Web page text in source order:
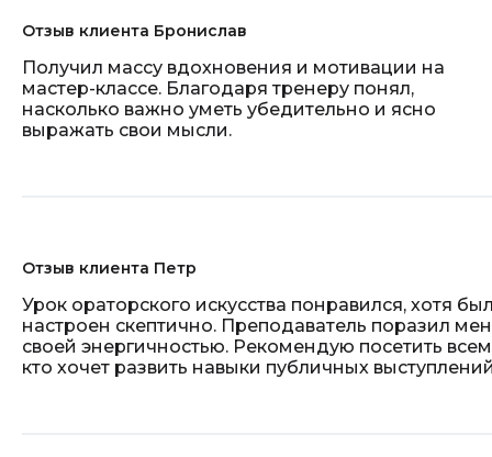
Отзыв клиента Бронислав
Получил массу вдохновения и мотивации на
мастер-классе. Благодаря тренеру понял,
насколько важно уметь убедительно и ясно
выражать свои мысли.
Отзыв клиента Петр
Урок ораторского искусства понравился, хотя
настроен скептично. Преподаватель поразил
своей энергичностью. Рекомендую посетить
кто хочет развить навыки публичных